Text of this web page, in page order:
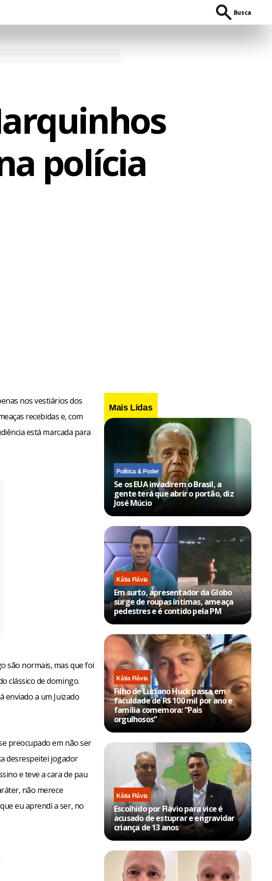
Busca
polícia
nos vestiários dos
recebidas e, com
está marcada para
são normais, mas que foi
clássico de domingo.
a um Juizado
preocupado em não ser
desrespeitei jogador
e teve a cara de pau
não merece
eu aprendi a ser, no
Mais Lidas
Política & Poder
Se os EUA invadirem o Brasil, a
gente terá que abrir o portão, diz
José Múcio
Kátia Flávia
Em surto, apresentador da Globo
surge de roupas íntimas, ameaça
pedestres e é contido pela PM
Kátia Flávia
Filho de Luciano Huck passa em
faculdade de R$ 100 mil por ano e
família comemora: “Pais
orgulhosos”
Kátia Flávia
Escolhido por Flávio para vice é
acusado de estuprar e engravidar
criança de 13 anos